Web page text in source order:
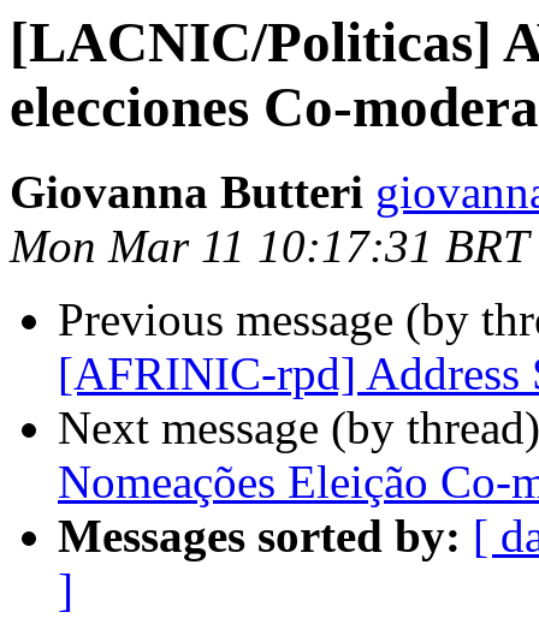
[LACNIC/Politicas]
elecciones Co-
Giovanna Butteri
Mon Mar 11 10:17:31 BRT
Previous message (by
[AFRINIC-rpd] Address
Next message (by
Nomeações Eleição Co-
Messages sorted by: [
]